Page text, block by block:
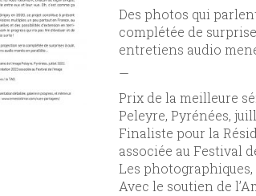
Des photos qui
complétée de
entretiens audio
—
Prix de la meilleure
Peleyre, Pyrénées,
Finaliste pour la
associée au Festival
Les photographiques,
Avec le soutien de